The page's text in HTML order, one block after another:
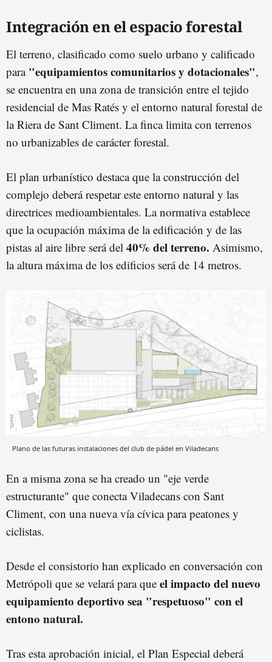
Integración en el espacio forestal
El terreno, clasificado como suelo urbano y calificado
para "equipamientos comunitarios y dotacionales",
se encuentra en una zona de transición entre el tejido
residencial de Mas Ratés y el entorno natural forestal de
la Riera de Sant Climent. La finca limita con terrenos
no urbanizables de carácter forestal.
El plan urbanístico destaca que la construcción del
complejo deberá respetar este entorno natural y las
directrices medioambientales. La normativa establece
que la ocupación máxima de la edificación y de las
pistas al aire libre será del 40% del terreno. Asimismo,
la altura máxima de los edificios será de 14 metros.
Plano de las futuras instalaciones del club de pádel en Viladecans
En a misma zona se ha creado un "eje verde
estructurante" que conecta Viladecans con Sant
Climent, con una nueva vía cívica para peatones y
ciclistas.
Desde el consistorio han explicado en conversación con
Metrópoli que se velará para que el impacto del nuevo
equipamiento deportivo sea "respetuoso" con el
entono natural.
Tras esta aprobación inicial, el Plan Especial deberá